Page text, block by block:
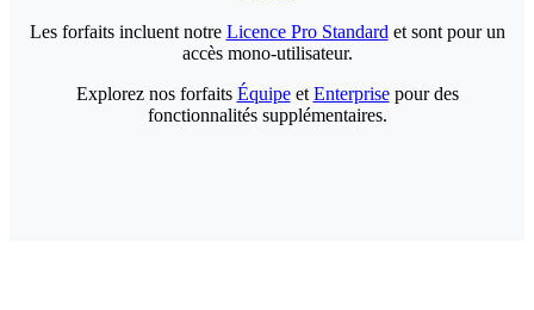
Les forfaits incluent notre Licence Pro Standard et sont pour un
accès mono-utilisateur.
Explorez nos forfaits Équipeet Enterprisepour des
fonctionnalités supplémentaires.